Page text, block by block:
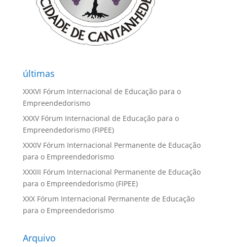
últimas
XXXVI Fórum Internacional de Educação para o
Empreendedorismo
XXXV Fórum Internacional de Educação para o
Empreendedorismo (FIPEE)
XXXIV Fórum Internacional Permanente de Educação
para o Empreendedorismo
XXXIII Fórum Internacional Permanente de Educação
para o Empreendedorismo (FIPEE)
XXX Fórum Internacional Permanente de Educação
para o Empreendedorismo
Arquivo